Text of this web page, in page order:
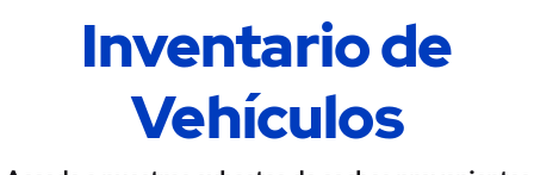
Subastas de Vehículos 100%
Online
Exclusivas para profesionales de la
Inventario de
Vehículos